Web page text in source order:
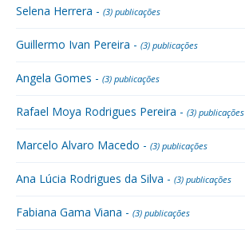
Selena Herrera - (3) publicações
Guillermo Ivan Pereira - (3) publicações
Angela Gomes - (3) publicações
Rafael Moya Rodrigues Pereira - (3) publicações
Marcelo Alvaro Macedo - (3) publicações
Ana Lúcia Rodrigues da Silva - (3) publicações
Fabiana Gama Viana - (3) publicações